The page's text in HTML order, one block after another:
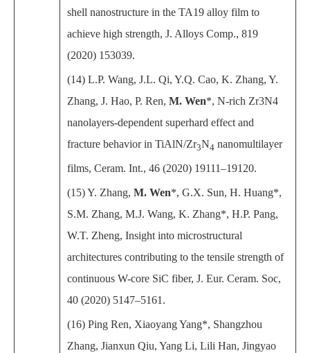
shell nanostructure in the TA19 alloy film to
achieve high strength, J. Alloys Comp., 819
(2020) 153039.
(14) L.P. Wang, J.L. Qi, Y.Q. Cao, K. Zhang, Y.
Zhang, J. Hao, P. Ren, M. Wen*, N-rich Zr3N4
nanolayers-dependent superhard effect and
fracture behavior in TiAlN/Zr3N4 nanomultilayer
films, Ceram. Int., 46 (2020) 19111–19120.
(15) Y. Zhang, M. Wen*, G.X. Sun, H. Huang*,
S.M. Zhang, M.J. Wang, K. Zhang*, H.P. Pang,
W.T. Zheng, Insight into microstructural
architectures contributing to the tensile strength of
continuous W-core SiC fiber, J. Eur. Ceram. Soc,
40 (2020) 5147–5161.
(16) Ping Ren, Xiaoyang Yang*, Shangzhou
Zhang, Jianxun Qiu, Yang Li, Lili Han, Jingyao